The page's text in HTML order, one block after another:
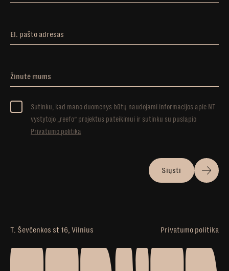
El. pašto adresas
Žinutė mums
Sutinku, kad mano duomenys būtų naudojami informacijos apie NT
vystytojo „reefo” projektus pateikimui ir sutinku su puslapio
Privatumo politika
Siųsti
T. Ševčenkos st 16, Vilnius Privatumo politika